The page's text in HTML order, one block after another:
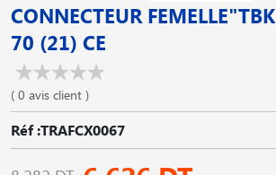
CONNECTEUR FEMELLE"TBK
70 (21) CE
( 0 avis client )
Réf :TRAFCX0067